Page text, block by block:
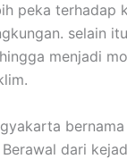
peka terhadap
selain
menjadi
bernama
dari